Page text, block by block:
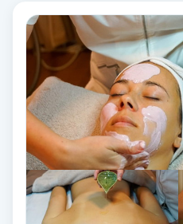
Gruppträning
Gua Sha-massage
Hatha Yoga
Headspa
Healing